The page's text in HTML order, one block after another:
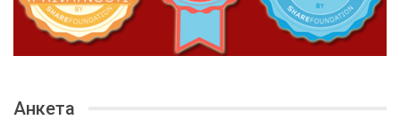
Анкета